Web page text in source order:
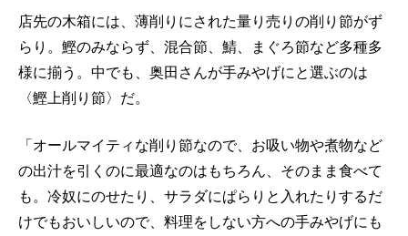
店先の木箱には、薄削りにされた量り売りの削り節がず
らり。鰹のみならず、混合節、鯖、まぐろ節など多種多
様に揃う。中でも、奥田さんが手みやげにと選ぶのは
〈鰹上削り節〉だ。
「オールマイティな削り節なので、お吸い物や煮物など
の出汁を引くのに最適なのはもちろん、そのまま食べて
も。冷奴にのせたり、サラダにぱらりと入れたりするだ
けでもおいしいので、料理をしない方への手みやげにも